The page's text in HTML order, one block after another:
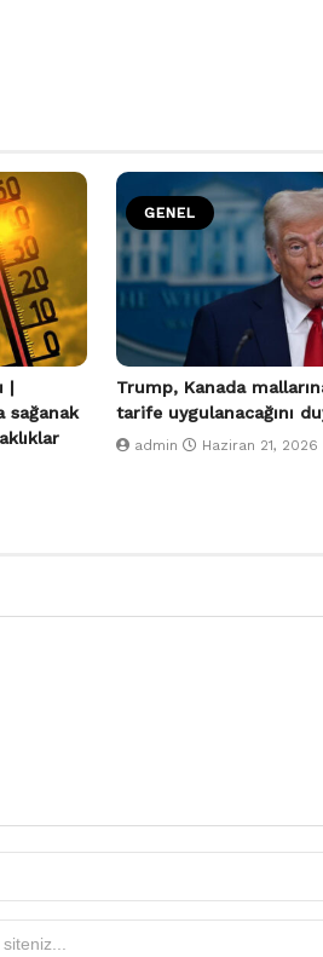
|
sağanak
GENEL
Trump, Kanada
tarife uygulanacağını
admin Haziran 21, 2026